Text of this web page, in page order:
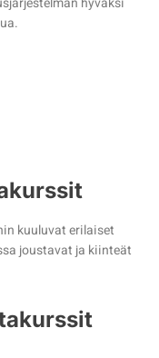
kuuluvat erilaiset
joustavat ja kiinteät